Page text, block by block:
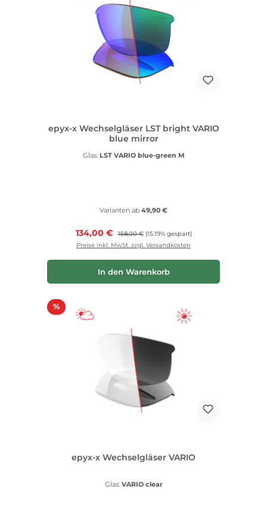
epyx-x Wechselgläser LST bright VARIO
blue mirror
Glas: LST VARIO blue-green M
Varianten ab 49,90 €
Verkaufspreis:
134,00 € Regulärer Preis:
158,00 € (15.19% gespart)
Preise inkl. MwSt. zzgl. Versandkosten
In den Warenkorb
%Rabatt
epyx-x Wechselgläser VARIO
Glas: VARIO clear